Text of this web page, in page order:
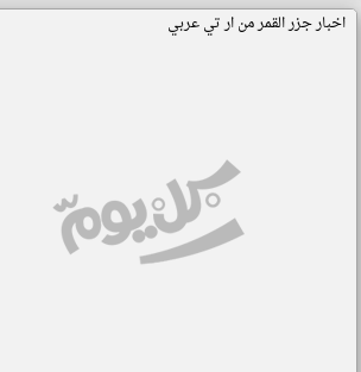
اخبار جزر القمر من ار تي عربي